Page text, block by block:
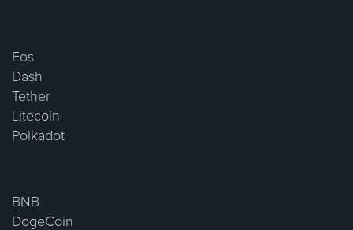
Eos
Dash
Tether
Litecoin
Polkadot
BNB
DogeCoin